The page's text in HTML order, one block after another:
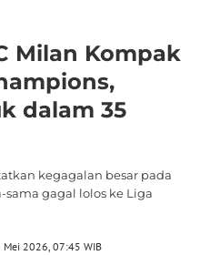
Milan Kompak
dalam 35
kegagalan besar pada
sama gagal lolos ke Liga
2026, 07:45 WIB